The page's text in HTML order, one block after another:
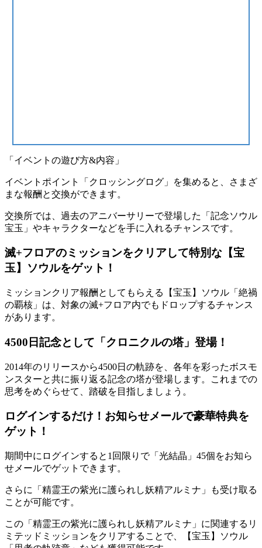
「イベントの遊び方&内容」
イベントポイント「クロッシングログ」を集めると、さまざ
まな報酬と交換ができます。
交換所では、過去のアニバーサリーで登場した「記念ソウル
宝玉」やキャラクターなどを手に入れるチャンスです。
滅+フロアのミッションをクリアして特別な【宝
玉】ソウルをゲット！
ミッションクリア報酬としてもらえる【宝玉】ソウル「絶禍
の覇核」は、対象の滅+フロア内でもドロップするチャンス
があります。
4500日記念として「クロニクルの塔」登場！
2014年のリリースから4500日の軌跡を、各年を彩ったボスモ
ンスターと共に振り返る記念の塔が登場します。これまでの
思考をめぐらせて、踏破を目指しましょう。
ログインするだけ！お知らせメールで豪華特典を
ゲット！
期間中にログインすると1回限りで「光結晶」45個をお知ら
せメールでゲットできます。
さらに「精霊王の紫光に護られし妖精アルミナ」も受け取る
ことが可能です。
この「精霊王の紫光に護られし妖精アルミナ」に関連するリ
ミテッドミッションをクリアすることで、【宝玉】ソウル